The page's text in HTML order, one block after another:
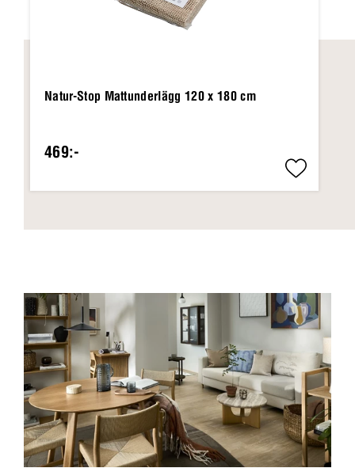
Natur-Stop Mattunderlägg 120 x 180 cm
469:-